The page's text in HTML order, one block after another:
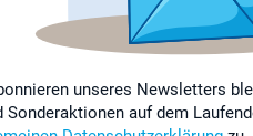
unseres Newsletters
Sonderaktionen auf dem